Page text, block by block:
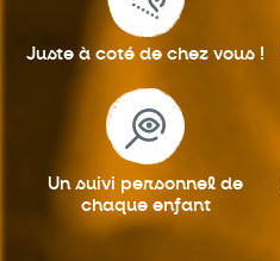
Juste à coté de chez vous !
Un suivi personnel de
chaque enfant